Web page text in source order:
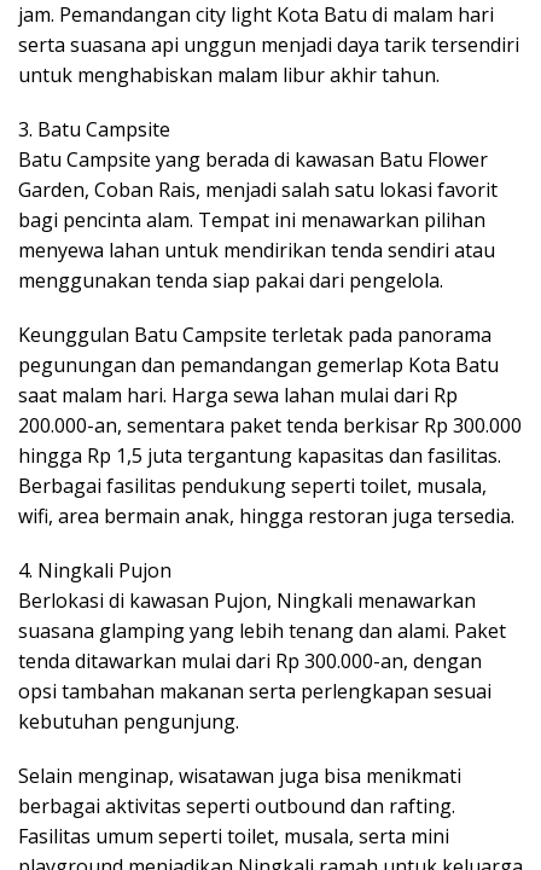
jam. Pemandangan city light Kota Batu di malam hari
serta suasana api unggun menjadi daya tarik tersendiri
untuk menghabiskan malam libur akhir tahun.
3. Batu Campsite
Batu Campsite yang berada di kawasan Batu Flower
Garden, Coban Rais, menjadi salah satu lokasi favorit
bagi pencinta alam. Tempat ini menawarkan pilihan
menyewa lahan untuk mendirikan tenda sendiri atau
menggunakan tenda siap pakai dari pengelola.
Keunggulan Batu Campsite terletak pada panorama
pegunungan dan pemandangan gemerlap Kota Batu
saat malam hari. Harga sewa lahan mulai dari Rp
200.000-an, sementara paket tenda berkisar Rp 300.000
hingga Rp 1,5 juta tergantung kapasitas dan fasilitas.
Berbagai fasilitas pendukung seperti toilet, musala,
wifi, area bermain anak, hingga restoran juga tersedia.
4. Ningkali Pujon
Berlokasi di kawasan Pujon, Ningkali menawarkan
suasana glamping yang lebih tenang dan alami. Paket
tenda ditawarkan mulai dari Rp 300.000-an, dengan
opsi tambahan makanan serta perlengkapan sesuai
kebutuhan pengunjung.
Selain menginap, wisatawan juga bisa menikmati
berbagai aktivitas seperti outbound dan rafting.
Fasilitas umum seperti toilet, musala, serta mini